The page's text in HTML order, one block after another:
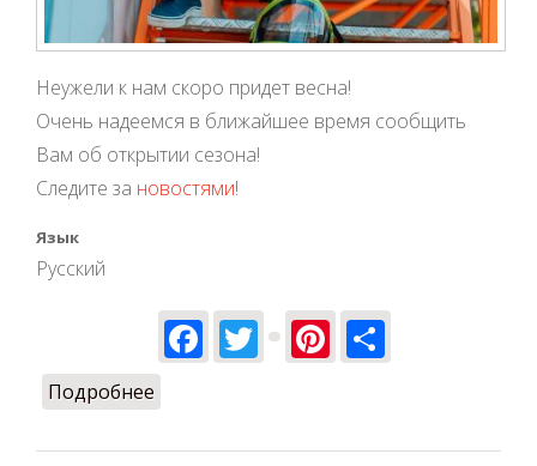
Неужели к нам скоро придет весна!
Очень надеемся в ближайшее время сообщить
Вам об открытии сезона!
Следите за новостями!
Язык
Русский
Facebook
TwitterPinterest
Подробнее